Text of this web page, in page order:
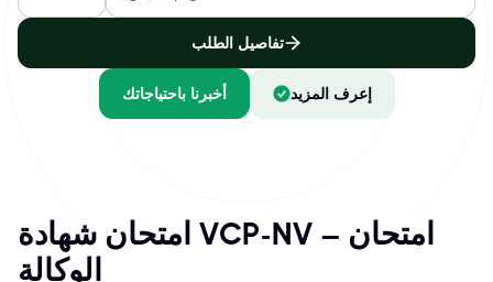
تفاصيل الطلب
أخبرنا باحتياجاتك إعرف المزيد
امتحان شهادة VCP-NV – امتحان
الوكالة